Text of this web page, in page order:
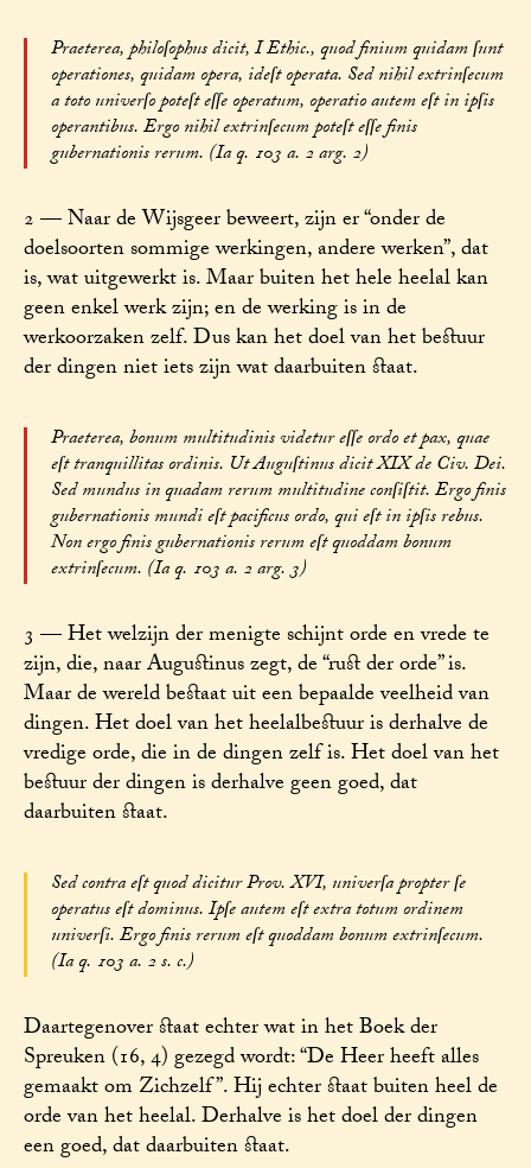
Praeterea, philoſophus dicit, I Ethic., quod finium quidam ſunt
operationes, quidam opera, ideſt operata. Sed nihil extrinſecum
a toto univerſo poteſt eſſe operatum, operatio autem eſt in ipſis
operantibus. Ergo nihil extrinſecum poteſt eſſe finis
gubernationis rerum. (Ia q. 103 a. 2 arg. 2)
2 — Naar de Wijsgeer beweert, zijn er “onder de
doelsoorten sommige werkingen, andere werken”, dat
is, wat uitgewerkt is. Maar buiten het hele heelal kan
geen enkel werk zijn; en de werking is in de
werkoorzaken zelf. Dus kan het doel van het bestuur
der dingen niet iets zijn wat daarbuiten staat.
Praeterea, bonum multitudinis videtur eſſe ordo et pax, quae
eſt tranquillitas ordinis. Ut Auguſtinus dicit XIX de Civ. Dei.
Sed mundus in quadam rerum multitudine conſiſtit. Ergo finis
gubernationis mundi eſt pacificus ordo, qui eſt in ipſis rebus.
Non ergo finis gubernationis rerum eſt quoddam bonum
extrinſecum. (Ia q. 103 a. 2 arg. 3)
3 — Het welzijn der menigte schijnt orde en vrede te
zijn, die, naar Augustinus zegt, de “rust der orde” is.
Maar de wereld bestaat uit een bepaalde veelheid van
dingen. Het doel van het heelalbestuur is derhalve de
vredige orde, die in de dingen zelf is. Het doel van het
bestuur der dingen is derhalve geen goed, dat
daarbuiten staat.
Sed contra eſt quod dicitur Prov. XVI, univerſa propter ſe
operatus eſt dominus. Ipſe autem eſt extra totum ordinem
univerſi. Ergo finis rerum eſt quoddam bonum extrinſecum.
(Ia q. 103 a. 2 s. c.)
Daartegenover staat echter wat in het Boek der
Spreuken (16, 4) gezegd wordt: “De Heer heeft alles
gemaakt om Zichzelf”. Hij echter staat buiten heel de
orde van het heelal. Derhalve is het doel der dingen
een goed, dat daarbuiten staat.